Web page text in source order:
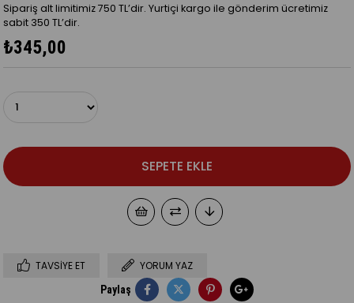
Sipariş alt limitimiz 750 TL’dir. Yurtiçi kargo ile gönderim ücretimiz
sabit 350 TL’dir.
₺345,00
TAVSIYE ET YORUM YAZ
Paylaş